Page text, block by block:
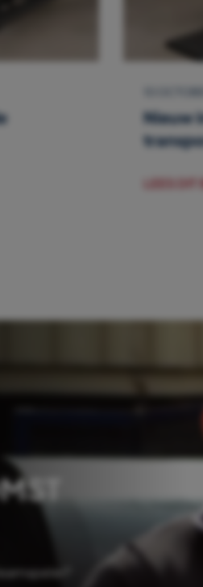
Nieuw
LEES DIT